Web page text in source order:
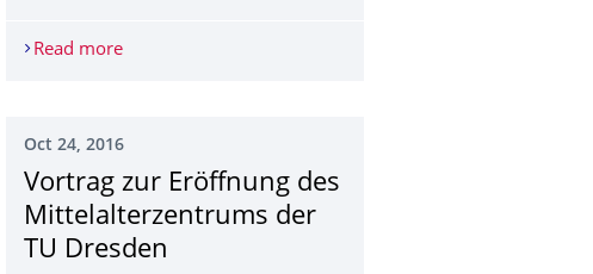
ISRAEL AM 04.01.2017
Read moreAusfall der Sprechstunde für Studienberatung am 05.12.
Oct 24, 2016
Vortrag zur Eröffnung des
Mittelalterzen­trums der
TU Dresden